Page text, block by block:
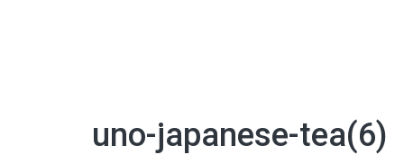
uno-japanese-tea(6)